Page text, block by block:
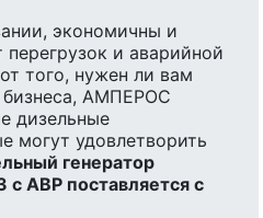
экономичны и
и аварийной
того, нужен ли вам
бизнеса, АМПЕРОС
дизельные
могут удовлетворить
генератор
АВР поставляется с